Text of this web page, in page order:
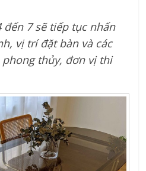
đến 7 sẽ tiếp tục nhấn
vị trí đặt bàn và các
thủy, đơn vị thi